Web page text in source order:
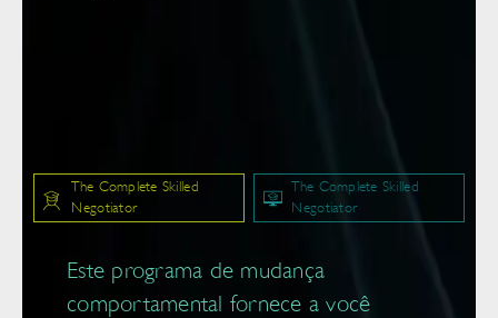
The Complete Skilled
Negotiator
The Complete Skilled
Negotiator
Este programa de mudança
comportamental fornece a você